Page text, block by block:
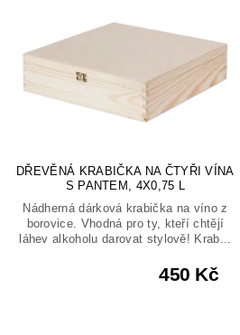
DŘEVĚNÁ KRABIČKA NA ČTYŘI VÍNA
S PANTEM, 4X0,75 L
Nádherná dárková krabička na víno z
borovice. Vhodná pro ty, kteří chtějí
láhev alkoholu darovat stylově! Krab...
450 Kč